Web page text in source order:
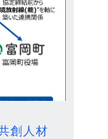
創人材